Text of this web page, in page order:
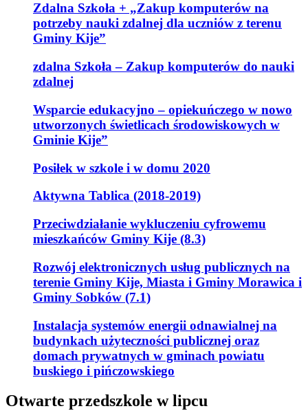
Zdalna Szkoła + „Zakup komputerów na
potrzeby nauki zdalnej dla uczniów z terenu
Gminy Kije”
zdalna Szkoła – Zakup komputerów do nauki
zdalnej
Wsparcie edukacyjno – opiekuńczego w nowo
utworzonych świetlicach środowiskowych w
Gminie Kije”
Posiłek w szkole i w domu 2020
Aktywna Tablica (2018-2019)
Przeciwdziałanie wykluczeniu cyfrowemu
mieszkańców Gminy Kije (8.3)
Rozwój elektronicznych usług publicznych na
terenie Gminy Kije, Miasta i Gminy Morawica i
Gminy Sobków (7.1)
Instalacja systemów energii odnawialnej na
budynkach użyteczności publicznej oraz
domach prywatnych w gminach powiatu
buskiego i pińczowskiego
Otwarte przedszkole w lipcu